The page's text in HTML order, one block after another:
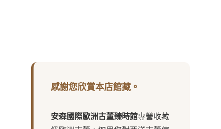
感謝您欣賞本店館藏。
安森國際歐洲古董臻時館專營收藏